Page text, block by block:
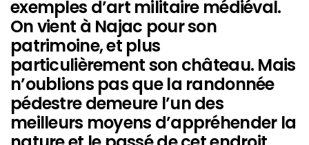
exemples d’art militaire médiéval.
On vient à Najac pour son
patrimoine, et plus
particulièrement son château. Mais
n’oublions pas que la randonnée
pédestre demeure l’un des
meilleurs moyens d’appréhender la